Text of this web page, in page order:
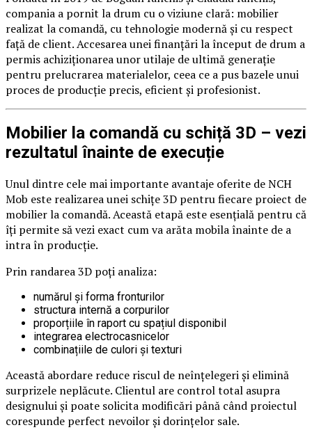
compania a pornit la drum cu o viziune clară: mobilier
realizat la comandă, cu tehnologie modernă și cu respect
față de client. Accesarea unei finanțări la început de drum a
permis achiziționarea unor utilaje de ultimă generație
pentru prelucrarea materialelor, ceea ce a pus bazele unui
proces de producție precis, eficient și profesionist.
Mobilier la comandă cu schiță 3D – vezi
rezultatul înainte de execuție
Unul dintre cele mai importante avantaje oferite de NCH
Mob este realizarea unei schițe 3D pentru fiecare proiect de
mobilier la comandă. Această etapă este esențială pentru că
îți permite să vezi exact cum va arăta mobila înainte de a
intra în producție.
Prin randarea 3D poți analiza:
numărul și forma fronturilor
structura internă a corpurilor
proporțiile în raport cu spațiul disponibil
integrarea electrocasnicelor
combinațiile de culori și texturi
Această abordare reduce riscul de neînțelegeri și elimină
surprizele neplăcute. Clientul are control total asupra
designului și poate solicita modificări până când proiectul
corespunde perfect nevoilor și dorințelor sale.